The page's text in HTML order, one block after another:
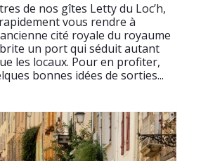
de nos gîtes Letty du Loc’h,
vous rendre à
cité royale du royaume
un port qui séduit autant
les locaux. Pour en profiter,
bonnes idées de sorties...